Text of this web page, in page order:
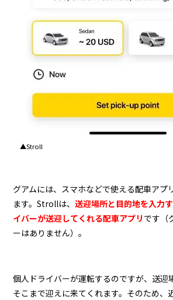
▲Stroll
グアムには、スマホなどで使える配車アプ
ます。Strollは、送迎場所と目的地を入力
イバーが送迎してくれる配車アプリ です（
ーはありません）。
個人ドライバーが運転するのですが、送迎
そこまで迎えに来てくれます。そのため、